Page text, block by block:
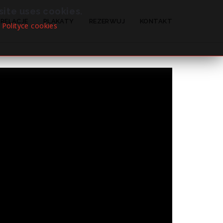
PLAKATY
uses cookies.
cookies